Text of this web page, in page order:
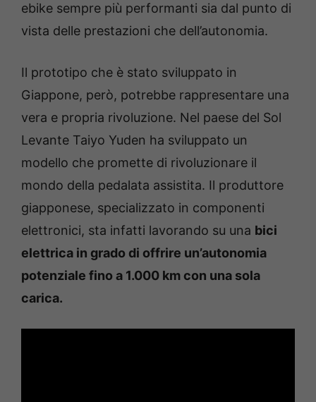
ebike sempre più performanti sia dal punto di
vista delle prestazioni che dell’autonomia.
Il prototipo che è stato sviluppato in
Giappone, però, potrebbe rappresentare una
vera e propria rivoluzione. Nel paese del Sol
Levante Taiyo Yuden ha sviluppato un
modello che promette di rivoluzionare il
mondo della pedalata assistita. Il produttore
giapponese, specializzato in componenti
elettronici, sta infatti lavorando su una bici
elettrica in grado di offrire un’autonomia
potenziale fino a 1.000 km con una sola
carica.